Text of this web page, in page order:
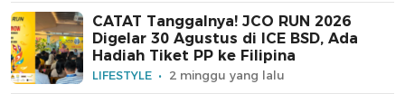
CATAT Tanggalnya! JCO RUN 2026
Digelar 30 Agustus di ICE BSD, Ada
Hadiah Tiket PP ke Filipina
LIFESTYLE 2 minggu yang lalu